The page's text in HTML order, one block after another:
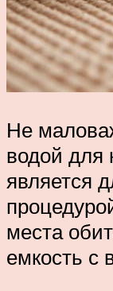
Не
водой для
является
места
емкость с